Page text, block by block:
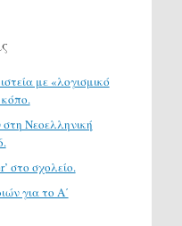
με «λογισμικό
Νεοελληνική
στο σχολείο.
για το Α΄